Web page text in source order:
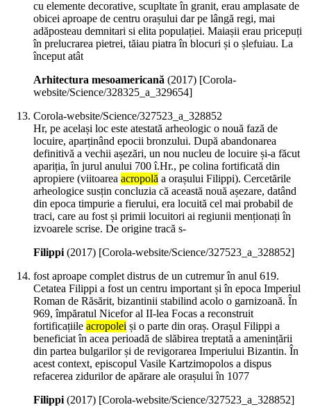
cu elemente decorative, scupltate în granit, erau amplasate de
obicei aproape de centru orașului dar pe lângă regi, mai
adăposteau demnitari si elita populației. Maiașii erau pricepuți
în prelucrarea pietrei, tăiau piatra în blocuri și o șlefuiau. La
început atât
Arhitectura mesoamericană (2017) [Corola-
website/Science/328325_a_329654]
Corola-website/Science/327523_a_328852
Hr, pe același loc este atestată arheologic o nouă fază de
locuire, aparținând epocii bronzului. După abandonarea
definitivă a vechii așezări, un nou nucleu de locuire și-a făcut
apariția, în jurul anului 700 î.Hr., pe colina fortificată din
apropiere (viitoarea acropolă a orașului Filippi). Cercetările
arheologice susțin concluzia că această nouă așezare, datând
din epoca timpurie a fierului, era locuită cel mai probabil de
traci, care au fost și primii locuitori ai regiunii menționați în
izvoarele scrise. De origine tracă s-
Filippi(2017) [Corola-website/Science/327523_a_328852]
fost aproape complet distrus de un cutremur în anul 619.
Cetatea Filippi a fost un centru important și în epoca Imperiul
Roman de Răsărit, bizantinii stabilind acolo o garnizoană. În
969, împăratul Nicefor al II-lea Focas a reconstruit
fortificațiile acropolei și o parte din oraș. Orașul Filippi a
beneficiat în acea perioadă de slăbirea treptată a amenințării
din partea bulgarilor și de revigorarea Imperiului Bizantin. În
acest context, episcopul Vasile Kartzimopolos a dispus
refacerea zidurilor de apărare ale orașului în 1077
Filippi(2017) [Corola-website/Science/327523_a_328852]